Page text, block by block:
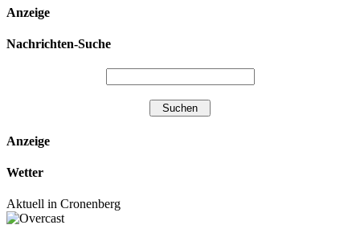
Anzeige
Nachrichten-Suche
Anzeige
Wetter
Aktuell in Cronenberg